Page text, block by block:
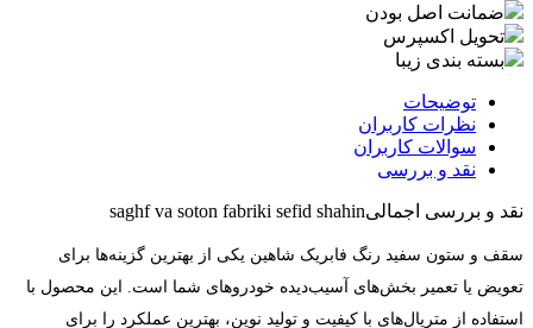
ضمانت اصل بودن
تحویل اکسپرس
بسته بندی زیبا
توضیحات
نظرات کاربران
سوالات کاربران
نقد و بررسی
نقد و بررسی اجمالیsaghf va soton fabriki sefid shahin
سقف و ستون سفید رنگ فابریک شاهین یکی از بهترین گزینه‌ها برای
تعویض یا تعمیر بخش‌های آسیب‌دیده خودروهای شما است. این محصول با
استفاده از متریال‌های با کیفیت و تولید نوین، بهترین عملکرد را برای